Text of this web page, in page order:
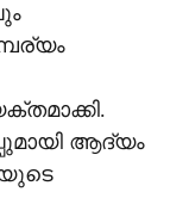
ആദ്യം